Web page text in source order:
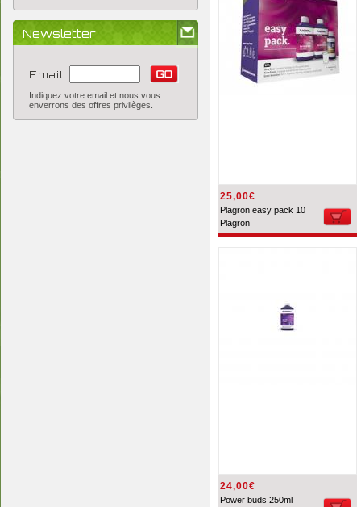
Newsletter
Email
Indiquez votre email et nous vous
enverrons des offres privilèges.
25,00€
Plagron easy pack 10
Plagron
24,00€
Power buds 250ml